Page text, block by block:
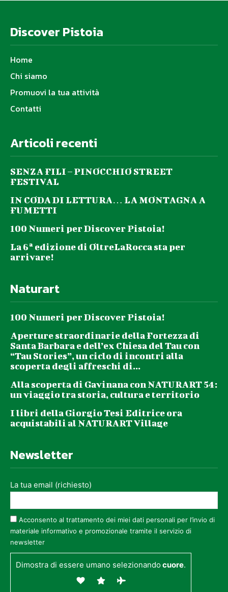
Discover Pistoia
Home
Chi siamo
Promuovi la tua attività
Contatti
Articoli recenti
SENZA FILI – PINOCCHIO STREET
FESTIVAL
IN CODA DI LETTURA… LA MONTAGNA A
FUMETTI
100 Numeri per Discover Pistoia!
La 6ª edizione di OltreLaRocca sta per
arrivare!
Naturart
100 Numeri per Discover Pistoia!
Aperture straordinarie della Fortezza di
Santa Barbara e dell’ex Chiesa del Tau con
“Tau Stories”, un ciclo di incontri alla
scoperta degli affreschi di...
Alla scoperta di Gavinana con NATURART 54:
un viaggio tra storia, cultura e territorio
I libri della Giorgio Tesi Editrice ora
acquistabili al NATURART Village
Newsletter
La tua email (richiesto)
Acconsento al trattamento dei miei dati personali per l’invio di
materiale informativo e promozionale tramite il servizio di
newsletter
Dimostra di essere umano selezionandocuore.